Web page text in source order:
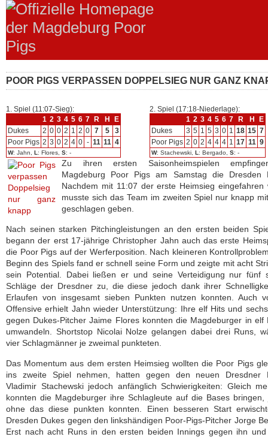
POOR PIGS VERPASSEN DOPPELSIEG NUR GANZ
1. Spiel (11:07-Sieg):
1 2 3 4 5 6 7 R H
E
Dukes
2 0 0 2 1 2 0 7 5
3
Poor Pigs 2 3 0 2 4 0 - 11 11 4
W: Jahn, L : Flores, S: -
2. Spiel (17:18-Niederlage):
1 2 3 4 5 6 7 R H
E
Dukes
3 5 1 5 3 0 1 18 15 7
Poor Pigs 2 0 2 4 4 4 1 17 11 9
W: Stachewski, L : Bergado, S: -
Zu ihren ersten Saisonheimspielen
Magdeburg Poor Pigs am Samstag die Dresden
Nachdem mit 11:07 der erste Heimsieg eingefahren
musste sich das Team im zweiten Spiel nur knapp
geschlagen geben.
Nach seinen starken Pitchingleistungen an den ersten beiden
begann der erst 17-jährige Christopher Jahn auch das erste
die Poor Pigs auf der Werferposition. Nach kleineren
Beginn des Spiels fand er schnell seine Form und zeigte mit acht
sein Potential. Dabei ließen er und seine Verteidigung nur fünf
Schläge der Dresdner zu, die diese jedoch dank ihrer
Erlaufen von insgesamt sieben Punkten nutzen konnten. Auch
Offensive erhielt Jahn wieder Unterstützung: Ihre elf Hits und
gegen Dukes-Pitcher Jaime Flores konnten die Magdeburger in elf
umwandeln. Shortstop Nicolai Nolze gelangen dabei drei Runs,
vier Schlagmänner je zweimal punkteten.
Das Momentum aus dem ersten Heimsieg wollten die Poor Pigs
ins zweite Spiel nehmen, hatten gegen den neuen Dresdner
Vladimir Stachewski jedoch anfänglich Schwierigkeiten: Gleich
konnten die Magdeburger ihre Schlagleute auf die Bases bringen,
ohne das diese punkten konnten. Einen besseren Start
Dresden Dukes gegen den linkshändigen Poor-Pigs-Pitcher Jorge
Erst nach acht Runs in den ersten beiden Innings gegen ihn und